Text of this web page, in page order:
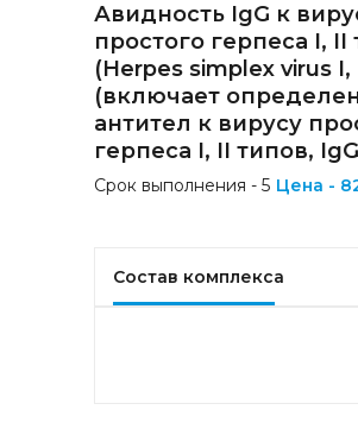
Аллергокомплекс
эффективности АСИТ
Букоцветные деревья»
(ImmunoCAP) (Береза
аллергокомпонент, t215
PR-10, Береза
аллергокомпонент, t221
rBet v4)
травы» IgE (ImmunoCAP)
аллергокомпонент, g213
Авидность IgG к
простого герпеса I, II
(Herpes simplex virus I,
(включает
антител к вирусу
герпеса I, II типов,
Срок выполнения - 5 Цена -
Состав комплекса